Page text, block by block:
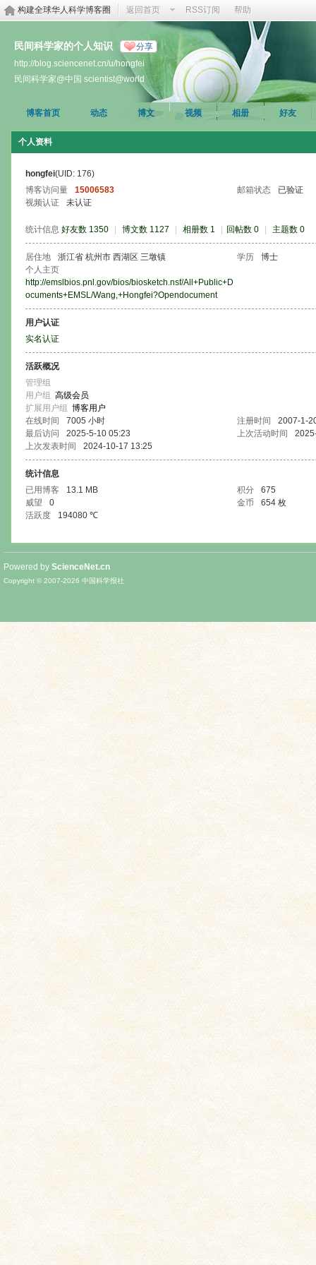
构建全球华人科学博客圈 返回首页 RSS订阅 帮助
民间科学家的个人知识 分享
http://blog.sciencenet.cn/u/hongfei
民间科学家@中国 scientist@world
博客首页 动态 博文 视频 相册 好友
个人资料
hongfei(UID: 176)
博客访问量
15006583 邮箱状态
已验证
视频认证
未认证
统计信息 好友数 1350 博文数 1127 相册数 1 回帖数 0 主题数 0
居住地 浙江省 杭州市 西湖区 三墩镇 学历
博士
个人主页
http://emslbios.pnl.gov/bios/biosketch.nsf/All+Public+D
ocuments+EMSL/Wang,+Hongfei?Opendocument
用户认证
实名认证
活跃概况
管理组
用户组 高级会员
扩展用户组 博客用户
在线时间
7005 小时 注册时间
2007-1-
最后访问
2025-5-10 05:23 上次活动时间
上次发表时间
2024-10-17 13:25
统计信息
已用博客
13.1 MB 积分
675
威望
0 金币
654 枚
活跃度
194080 ℃
Powered by ScienceNet.cn
Copyright © 2007-2026 中国科学报社